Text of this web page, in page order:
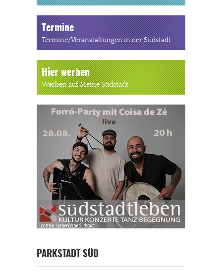
Termine
Termine/Veranstaltungen in der Südstadt
Hier werben
Werben auf Meine Südstadt
PARKSTADT SÜD